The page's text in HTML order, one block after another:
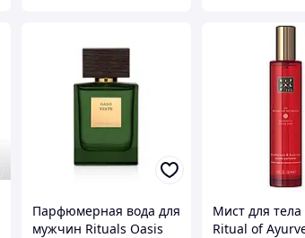
Парфюмерная вода для
мужчин Rituals Oasis
Мист для тела
Ritual of